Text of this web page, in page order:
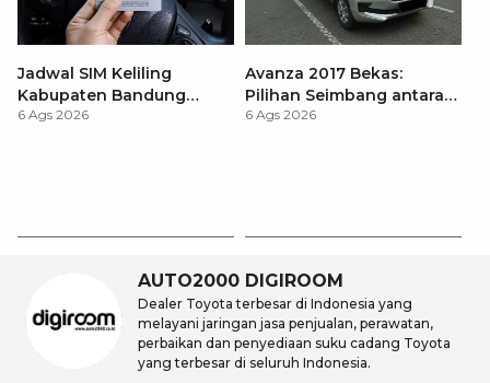
Jadwal SIM Keliling
Kabupaten Bandung
Terbaru 2026 dan
6 Ags 2026
Avanza 2017 Bekas:
Pilihan Seimbang antara
Harga dan Fitur Modern
6 Ags 2026
AUTO2000 DIGIROOM
Dealer Toyota terbesar di Indonesia yang
melayani jaringan jasa penjualan, perawatan,
perbaikan dan penyediaan suku cadang Toyota
yang terbesar di seluruh Indonesia.